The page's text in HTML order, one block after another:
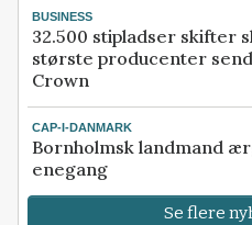
BUSINESS
32.500 stipladser skifter
største producenter
Crown
CAP-I-DANMARK
Bornholmsk landmand
enegang
Se flere